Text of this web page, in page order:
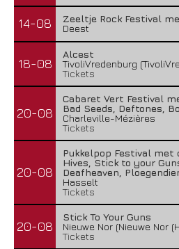
14-08
Zeeltje Rock Festival
Deest
18-08
Alcest
TivoliVredenburg
Tickets
20-08
Cabaret Vert Festival
Bad Seeds, Deftones,
Charleville-Mézières
Tickets
20-08
Pukkelpop Festival met
Hives, Stick to your
Deafheaven,
Hasselt
Tickets
20-08
Stick To Your Guns
Nieuwe Nor (Nieuwe Nor
Tickets